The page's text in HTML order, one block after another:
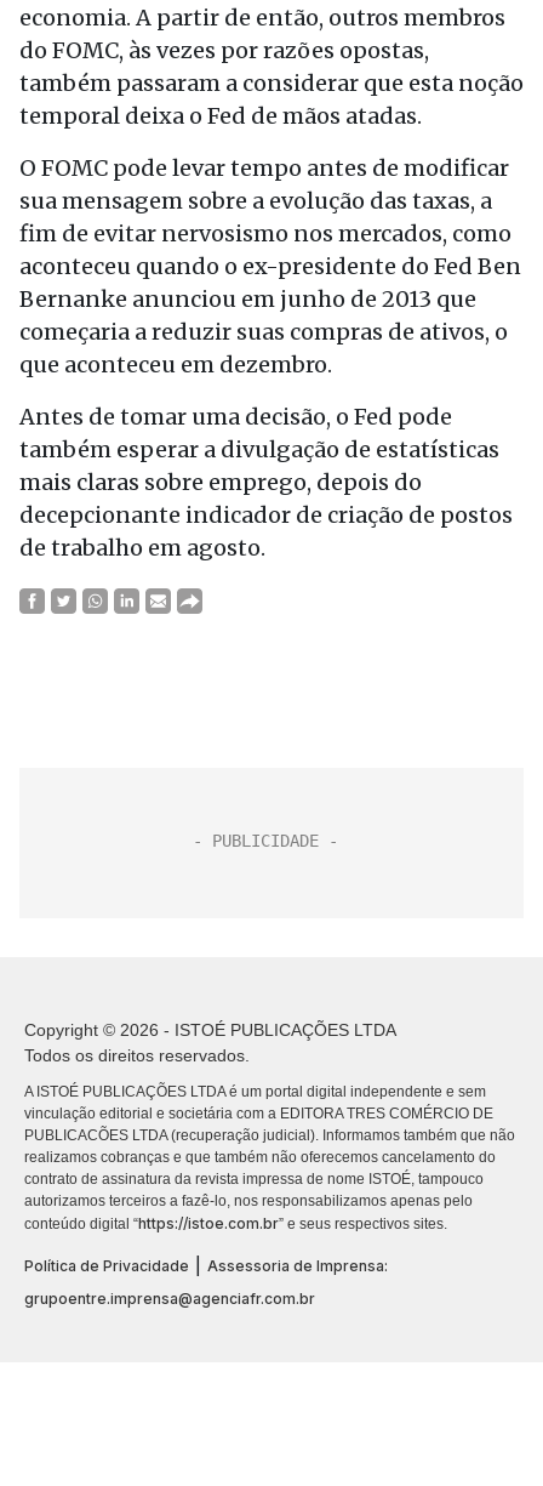
economia. A partir de então, outros membros
do FOMC, às vezes por razões opostas,
também passaram a considerar que esta noção
temporal deixa o Fed de mãos atadas.
O FOMC pode levar tempo antes de modificar
sua mensagem sobre a evolução das taxas, a
fim de evitar nervosismo nos mercados, como
aconteceu quando o ex-presidente do Fed Ben
Bernanke anunciou em junho de 2013 que
começaria a reduzir suas compras de ativos, o
que aconteceu em dezembro.
Antes de tomar uma decisão, o Fed pode
também esperar a divulgação de estatísticas
mais claras sobre emprego, depois do
decepcionante indicador de criação de postos
de trabalho em agosto.
Copyright © 2026 - ISTOÉ PUBLICAÇÕES LTDA
Todos os direitos reservados.
A ISTOÉ PUBLICAÇÕES LTDA é um portal digital independente e sem
vinculação editorial e societária com a EDITORA TRES COMÉRCIO DE
PUBLICACÕES LTDA (recuperação judicial). Informamos também que não
realizamos cobranças e que também não oferecemos cancelamento do
contrato de assinatura da revista impressa de nome ISTOÉ, tampouco
autorizamos terceiros a fazê-lo, nos responsabilizamos apenas pelo
conteúdo digital “https://istoe.com.br” e seus respectivos sites.
Política de Privacidade
Assessoria de Imprensa:
grupoentre.imprensa@agenciafr.com.br